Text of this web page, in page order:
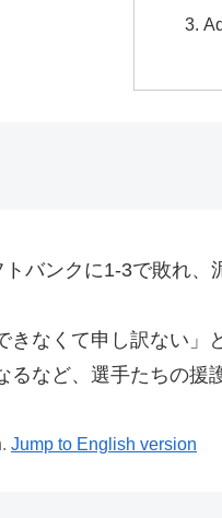
バンクに1-3で敗れ、
きなくて申し訳ない
など、選手たちの援
Jump to English version